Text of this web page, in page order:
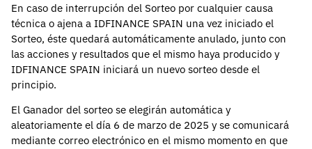
En caso de interrupción del Sorteo por cualquier causa
técnica o ajena a IDFINANCE SPAIN una vez iniciado el
Sorteo, éste quedará automáticamente anulado, junto con
las acciones y resultados que el mismo haya producido y
IDFINANCE SPAIN iniciará un nuevo sorteo desde el
principio.
El Ganador del sorteo se elegirán automática y
aleatoriamente el día 6 de marzo de 2025 y se comunicará
mediante correo electrónico en el mismo momento en que